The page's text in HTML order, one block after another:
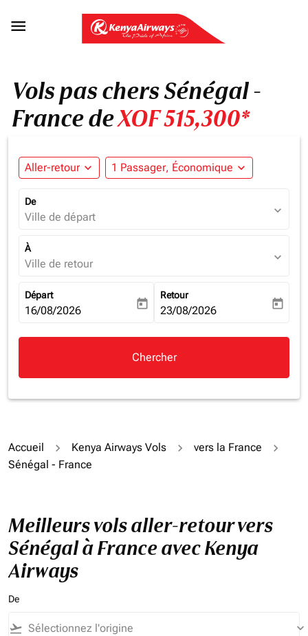

Vols pas chers Sénégal -
France deXOF 515,300*
Aller-retour expand_more 1 Passager, Économique expand_more
De
Ville de départ expand_more
À
Ville de retour expand_more
Départ
fc-booking-departure-date-aria-label
16/08/2026 today
Retour
fc-booking-return-date-aria-
23/08/2026 today
Chercher
Accueil Kenya Airways Vols
vers la France
Sénégal - France
Meilleurs vols aller-retour vers
Sénégal à France avec Kenya
Airways
De
flight_takeoff keyboard_arrow_down